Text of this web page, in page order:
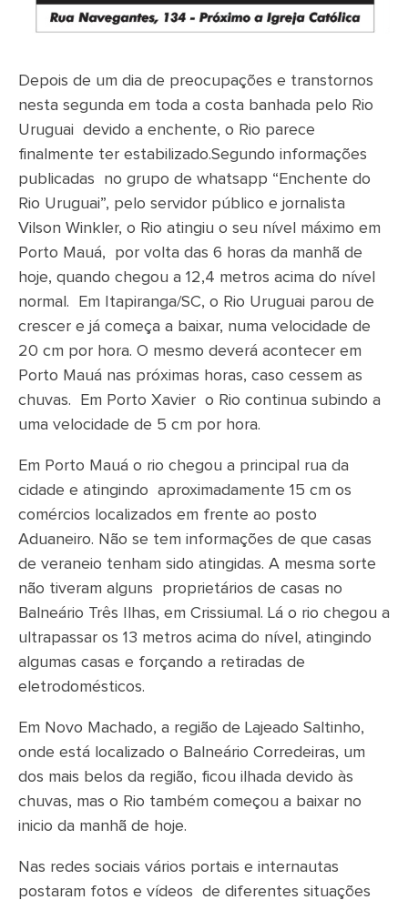
Depois de um dia de preocupações e transtornos
nesta segunda em toda a costa banhada pelo Rio
Uruguai devido a enchente, o Rio parece
finalmente ter estabilizado.Segundo informações
publicadas no grupo de whatsapp “Enchente do
Rio Uruguai”, pelo servidor público e jornalista
Vilson Winkler, o Rio atingiu o seu nível máximo em
Porto Mauá, por volta das 6 horas da manhã de
hoje, quando chegou a 12,4 metros acima do nível
normal. Em Itapiranga/SC, o Rio Uruguai parou de
crescer e já começa a baixar, numa velocidade de
20 cm por hora. O mesmo deverá acontecer em
Porto Mauá nas próximas horas, caso cessem as
chuvas. Em Porto Xavier o Rio continua subindo a
uma velocidade de 5 cm por hora.
Em Porto Mauá o rio chegou a principal rua da
cidade e atingindo aproximadamente 15 cm os
comércios localizados em frente ao posto
Aduaneiro. Não se tem informações de que casas
de veraneio tenham sido atingidas. A mesma sorte
não tiveram alguns proprietários de casas no
Balneário Três Ilhas, em Crissiumal. Lá o rio chegou a
ultrapassar os 13 metros acima do nível, atingindo
algumas casas e forçando a retiradas de
eletrodomésticos.
Em Novo Machado, a região de Lajeado Saltinho,
onde está localizado o Balneário Corredeiras, um
dos mais belos da região, ficou ilhada devido às
chuvas, mas o Rio também começou a baixar no
inicio da manhã de hoje.
Nas redes sociais vários portais e internautas
postaram fotos e vídeos de diferentes situações